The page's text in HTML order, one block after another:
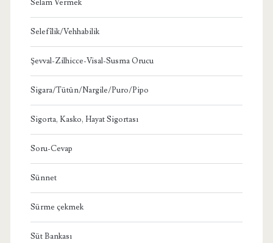
Selam Vermek
Selefîlik/Vehhabilik
Şevval-Zilhicce-Visal-Susma Orucu
Sigara/Tütün/Nargile/Puro/Pipo
Sigorta, Kasko, Hayat Sigortası
Soru-Cevap
Sünnet
Sürme çekmek
Süt Bankası